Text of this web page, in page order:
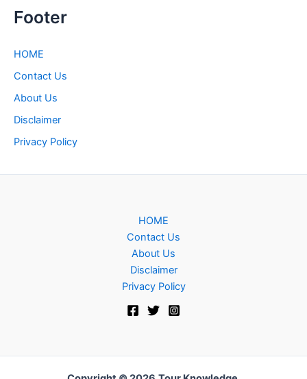
Footer
HOME
Contact Us
About Us
Disclaimer
Privacy Policy
HOME
Contact Us
About Us
Disclaimer
Privacy Policy